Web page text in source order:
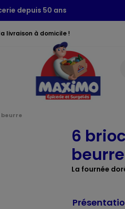
depuis 50 ans
livraison à domicile !
beurre
6
beurre
La fournée